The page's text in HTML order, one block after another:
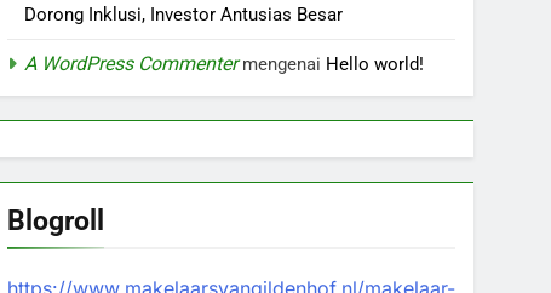
Dorong Inklusi, Investor Antusias Besar
A WordPress Commentermengenai Hello world!
Blogroll
https://www.makelaarsvangildenhof.nl/makelaar-